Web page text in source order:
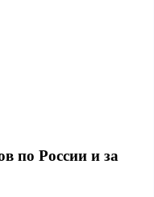
по России и за